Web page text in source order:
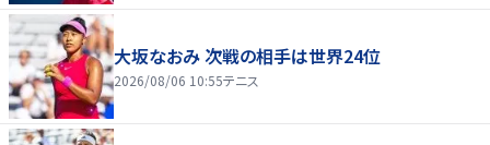
大坂なおみ 次戦の相手は世界24位
2026/08/06 10:55テニス